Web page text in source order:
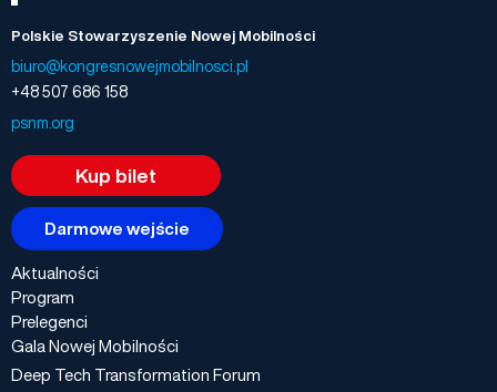
Polskie Stowarzyszenie Nowej Mobilności
biuro@kongresnowejmobilnosci.pl
+48 507 686 158
psnm.org
Kup bilet
Darmowe wejście
Aktualności
Program
Prelegenci
Gala Nowej Mobilności
Deep Tech Transformation Forum